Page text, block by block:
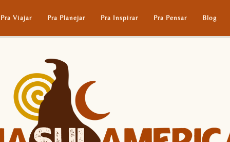
Pra Viajar Pra Planejar Pra Inspirar Pra Pensar Blog